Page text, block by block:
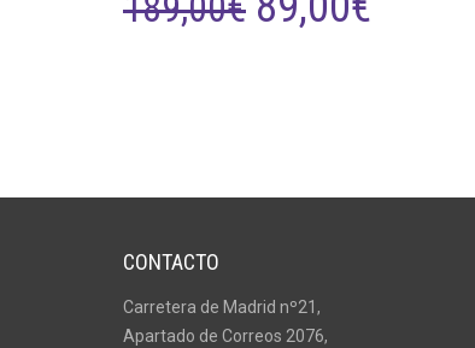
CONTACTO
Carretera de Madrid nº21,
Apartado de Correos 2076,